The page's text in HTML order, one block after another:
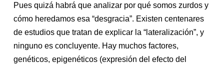
Pues quizá habrá que analizar por qué somos zurdos y
cómo heredamos esa “desgracia”. Existen centenares
de estudios que tratan de explicar la “lateralización”, y
ninguno es concluyente. Hay muchos factores,
genéticos, epigenéticos (expresión del efecto del